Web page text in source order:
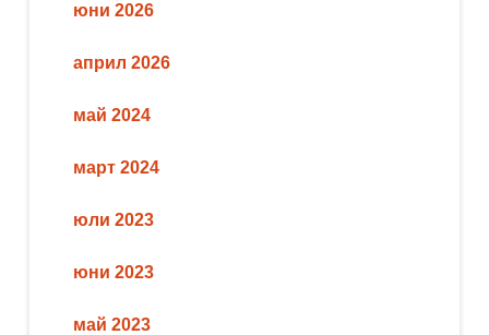
юни 2026
април 2026
май 2024
март 2024
юли 2023
юни 2023
май 2023